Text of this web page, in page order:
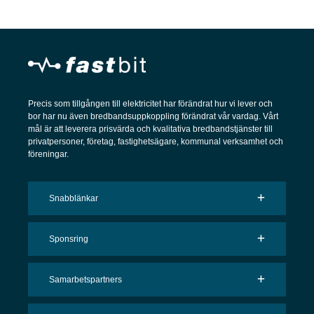
Precis som tillgången till elektricitet har förändrat hur vi lever och
bor har nu även bredbandsuppkoppling förändrat vår vardag. Vårt
mål är att leverera prisvärda och kvalitativa bredbandstjänster till
privatpersoner, företag, fastighetsägare, kommunal verksamhet och
föreningar.
Snabblänkar
Sponsring
Samarbetspartners